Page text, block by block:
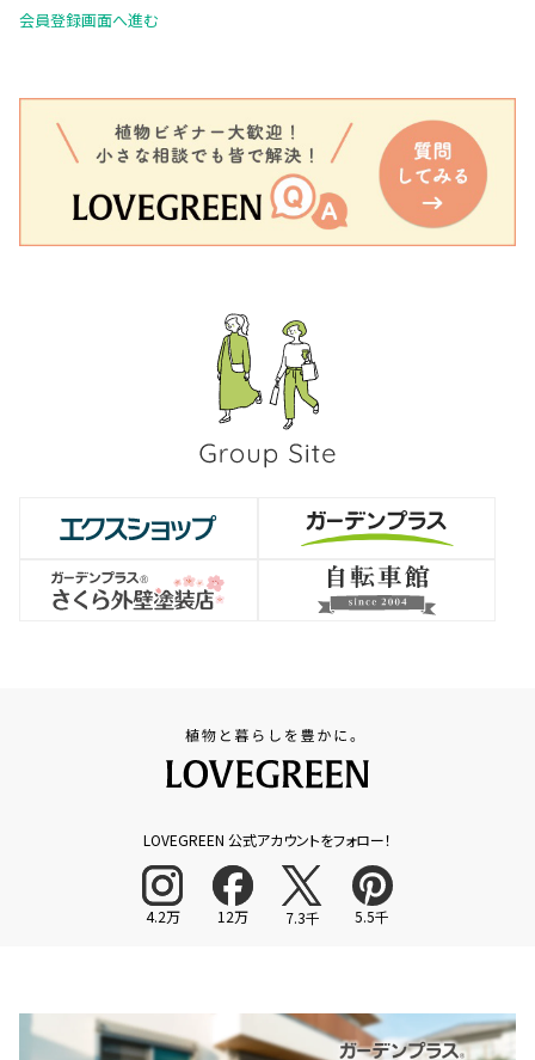
会員登録画面へ進む
LOVEGREEN 公式アカウントをフォロー！
4.2万 12万 7.3千 5.5千